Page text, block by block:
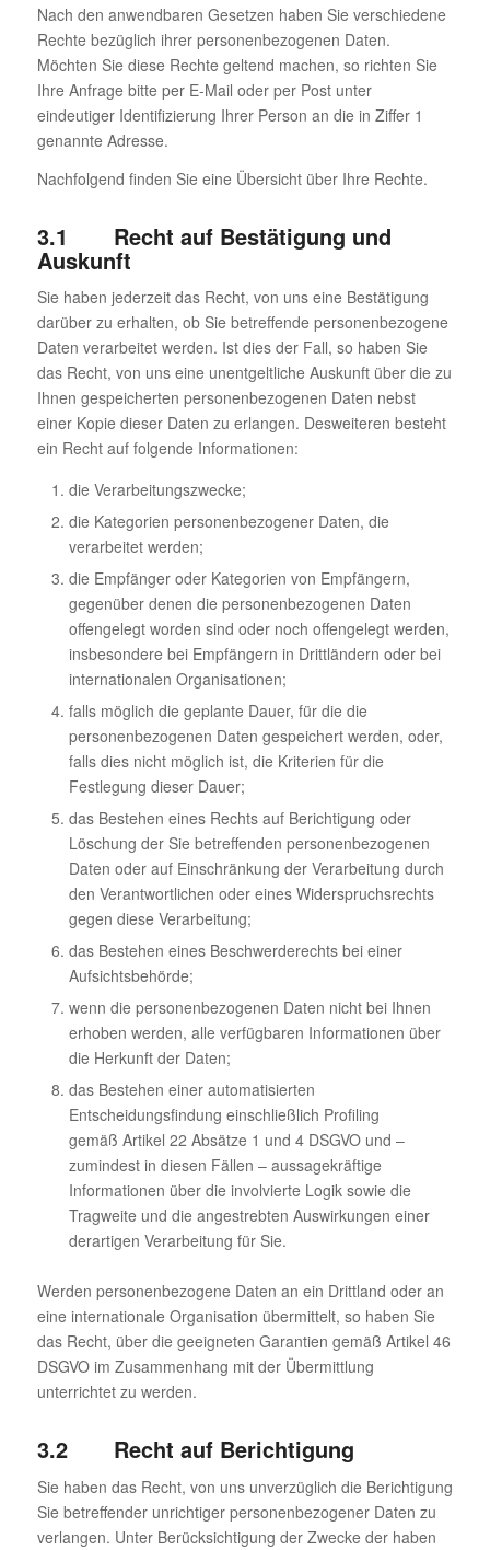
Nach den anwendbaren Gesetzen haben Sie verschiedene
Rechte bezüglich ihrer personenbezogenen Daten.
Möchten Sie diese Rechte geltend machen, so richten Sie
Ihre Anfrage bitte per E-Mail oder per Post unter
eindeutiger Identifizierung Ihrer Person an die in Ziffer 1
genannte Adresse.
Nachfolgend finden Sie eine Übersicht über Ihre Rechte.
3.1 Recht auf Bestätigung und
Auskunft
Sie haben jederzeit das Recht, von uns eine Bestätigung
darüber zu erhalten, ob Sie betreffende personenbezogene
Daten verarbeitet werden. Ist dies der Fall, so haben Sie
das Recht, von uns eine unentgeltliche Auskunft über die zu
Ihnen gespeicherten personenbezogenen Daten nebst
einer Kopie dieser Daten zu erlangen. Desweiteren besteht
ein Recht auf folgende Informationen:
die Verarbeitungszwecke;
die Kategorien personenbezogener Daten, die
verarbeitet werden;
die Empfänger oder Kategorien von Empfängern,
gegenüber denen die personenbezogenen Daten
offengelegt worden sind oder noch offengelegt werden,
insbesondere bei Empfängern in Drittländern oder bei
internationalen Organisationen;
falls möglich die geplante Dauer, für die die
personenbezogenen Daten gespeichert werden, oder,
falls dies nicht möglich ist, die Kriterien für die
Festlegung dieser Dauer;
das Bestehen eines Rechts auf Berichtigung oder
Löschung der Sie betreffenden personenbezogenen
Daten oder auf Einschränkung der Verarbeitung durch
den Verantwortlichen oder eines Widerspruchsrechts
gegen diese Verarbeitung;
das Bestehen eines Beschwerderechts bei einer
Aufsichtsbehörde;
wenn die personenbezogenen Daten nicht bei Ihnen
erhoben werden, alle verfügbaren Informationen über
die Herkunft der Daten;
das Bestehen einer automatisierten
Entscheidungsfindung einschließlich Profiling
gemäß Artikel 22 Absätze 1 und 4 DSGVO und –
zumindest in diesen Fällen – aussagekräftige
Informationen über die involvierte Logik sowie die
Tragweite und die angestrebten Auswirkungen einer
derartigen Verarbeitung für Sie.
Werden personenbezogene Daten an ein Drittland oder an
eine internationale Organisation übermittelt, so haben Sie
das Recht, über die geeigneten Garantien gemäß Artikel 46
DSGVO im Zusammenhang mit der Übermittlung
unterrichtet zu werden.
3.2 Recht auf Berichtigung
Sie haben das Recht, von uns unverzüglich die Berichtigung
Sie betreffender unrichtiger personenbezogener Daten zu
verlangen. Unter Berücksichtigung der Zwecke der haben